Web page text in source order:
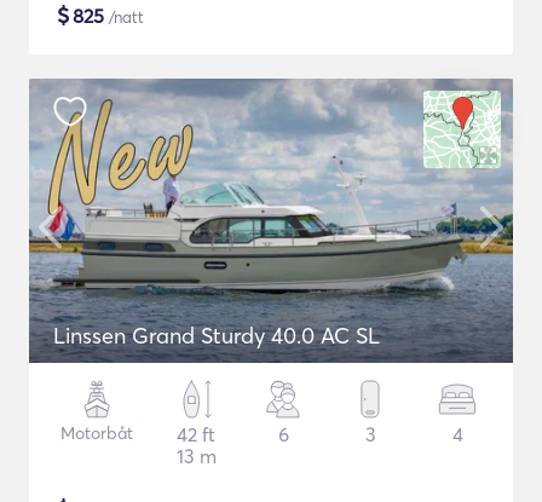
$825 /natt
Linssen Grand Sturdy 40.0 AC SL
Motorbåt
42 ft
13 m
6 3 4